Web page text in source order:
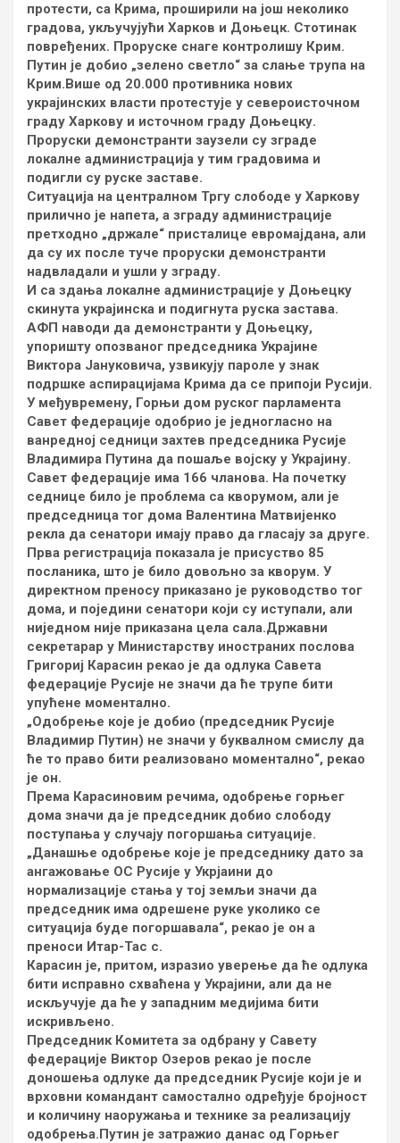
протести, са Крима, проширили на још неколико
градова, укључујући Харков и Доњецк. Стотинак
повређених. Проруске снаге контролишу Крим.
Путин је добио „зелено светло“ за слање трупа на
Крим.Више од 20.000 противника нових
украјинских власти протестује у североисточном
граду Харкову и источном граду Доњецку.
Проруски демонстранти заузели су зграде
локалне администрација у тим градовима и
подигли су руске заставе.
Ситуација на централном Тргу слободе у Харкову
прилично је напета, а зграду администрације
претходно „држале“ присталице евромајдана, али
да су их после туче проруски демонстранти
надвладали и ушли у зграду.
И са здања локалне администрације у Доњецку
скинута украјинска и подигнута руска застава.
АФП наводи да демонстранти у Доњецку,
упоришту опозваног председника Украјине
Виктора Јануковича, узвикују пароле у знак
подршке аспирацијама Крима да се припоји Русији.
У међувремену, Горњи дом руског парламента
Савет федерације одобрио је једногласно на
ванредној седници захтев председника Русије
Владимира Путина да пошаље војску у Украјину.
Савет федерације има 166 чланова. На почетку
седнице било је проблема са кворумом, али је
председница тог дома Валентина Матвијенко
рекла да сенатори имају право да гласају за друге.
Прва регистрација показала је присуство 85
посланика, што је било довољно за кворум. У
директном преносу приказано је руководство тог
дома, и поједини сенатори који су иступали, али
ниједном није приказана цела сала.Државни
секретарар у Министарству иностраних послова
Григориј Карасин рекаo је да одлука Савета
федерације Русије не значи да ће трупе бити
упућене моментално.
„Одобрење које је добио (председник Русије
Владимир Путин) не значи у буквалном смислу да
ће то право бити реализовано моментално“, рекао
је он.
Према Карасиновим речима, одобрење горњег
дома значи да је председник добио слободу
поступања у случају погоршања ситуације.
„Данашње одобрење које је председнику дато за
ангажовање ОС Русије у Укрјаини до
нормализације стања у тој земљи значи да
председник има одрешене руке уколико се
ситуација буде погоршавала“, рекао је он а
преноси Итар-Тас с.
Карасин је, притом, изразио уверење да ће одлука
бити исправно схваћена у Украјини, али да не
искључује да ће у западним медијима бити
искривљено.
Председник Комитета за одбрану у Савету
федерације Виктор Озеров рекао је после
доношења одлуке да председник Русије који је и
врховни командант самостално одређује бројност
и количину наоружања и технике за реализацију
одобрења.Путин је затражио данас од Горњег